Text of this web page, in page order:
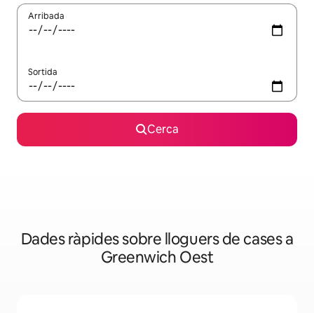
Arribada
Sortida
Cerca
Dades ràpides sobre lloguers de cases a
Greenwich Oest